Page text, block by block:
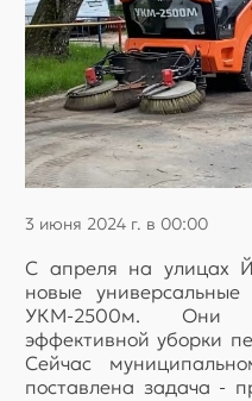
3 июня 2024 г. в 00:00
С апреля на улицах
новые
УКМ-2500м. Они
эффективной уборки
Сейчас
поставлена задача -